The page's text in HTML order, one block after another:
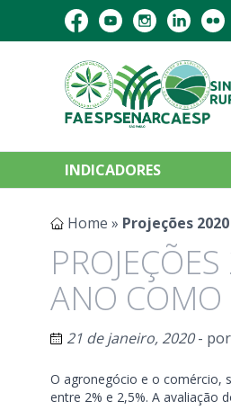
INDICADORES
Home » Projeções
ANO COMO
21 de janeiro, 2020- por
O agronegócio e o comércio,
entre 2% e 2,5%. A avaliação